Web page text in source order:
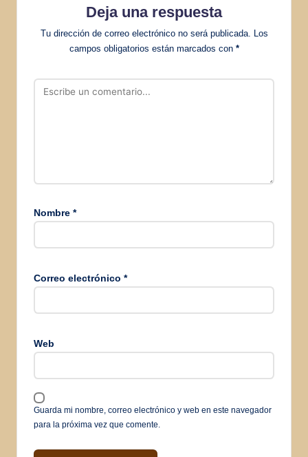
Deja una respuesta
Tu dirección de correo electrónico no será publicada.
Los
campos obligatorios están marcados con *
Nombre *
Correo electrónico *
Web
Guarda mi nombre, correo electrónico y web en este navegador
para la próxima vez que comente.